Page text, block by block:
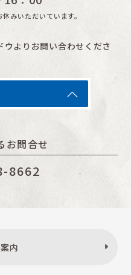
みいただいています。
よりお問い合わせくださ
お問合せ
8662
内